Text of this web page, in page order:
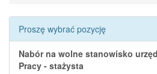
Proszę wybrać pozycję
Nabór na wolne stanowisko
Pracy - stażysta